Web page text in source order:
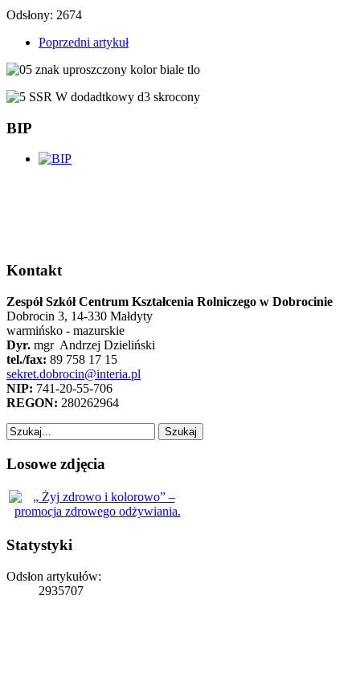
Odsłony: 2674
Poprzedni artykuł
BIP
Kontakt
Zespół Szkół Centrum Kształcenia Rolniczego w Dobrocinie
Dobrocin 3, 14-330 Małdyty
warmińsko - mazurskie
Dyr. mgr Andrzej Dzieliński
tel./fax: 89 758 17 15
sekret.dobrocin@interia.pl
NIP: 741-20-55-706
REGON: 280262964
Losowe zdjęcia
Statystyki
Odsłon artykułów:
2935707